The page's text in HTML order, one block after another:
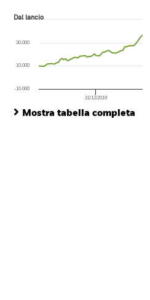
Dal lancio
The chart has 1 X axis displaying
The chart has 1 Y axis displaying
Dal lancio
31/12/2019
10.000
-10.000
30.000
Mostra tabella completa